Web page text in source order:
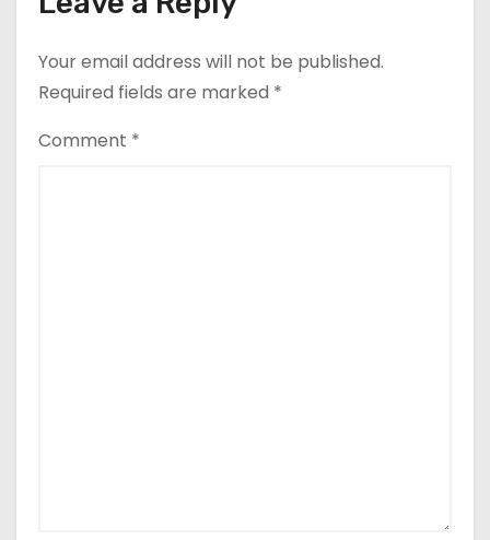
Your email address will not be published.
Required fields are marked *
Comment *